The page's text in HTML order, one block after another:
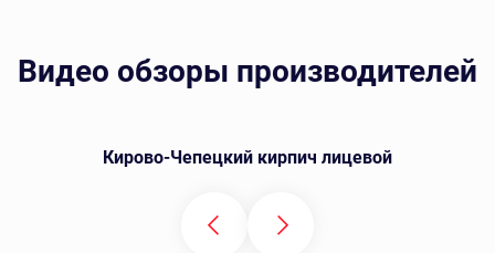
Видео обзоры производителей
Кирово-Чепецкий кирпич лицевой